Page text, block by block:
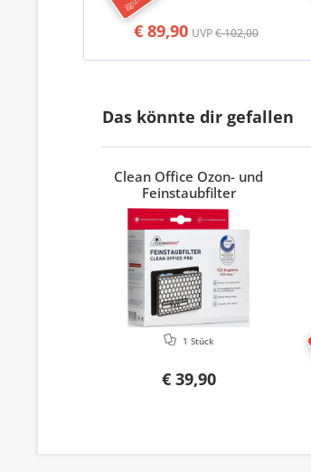
€ 89,90 UVP€ 102,00
Das könnte dir gefallen
Clean Office Ozon- und
Feinstaubfilter
€ 39,90
1 Stück